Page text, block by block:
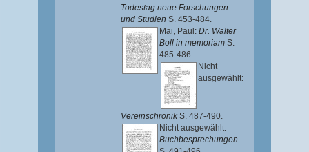
Todestag neue Forschungen
und Studien S. 453-484.
Mai, Paul : Dr. Walter
Boll in memoriam S.
485-486.
Nicht
ausgewählt:
Vereinschronik S. 487-490.
Nicht ausgewählt:
Buchbesprechungen